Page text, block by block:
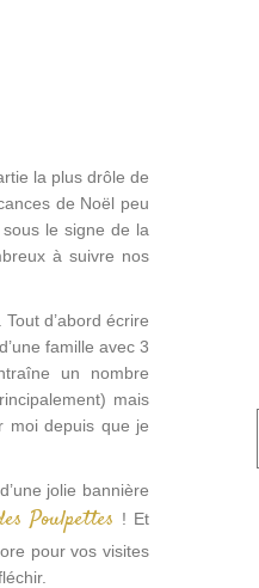
la plus drôle de
de Noël peu
le signe de la
à suivre nos
d’abord écrire
famille avec 3
un nombre
mais
moi depuis que je
jolie bannière
Poulpettes ! Et
pour vos visites